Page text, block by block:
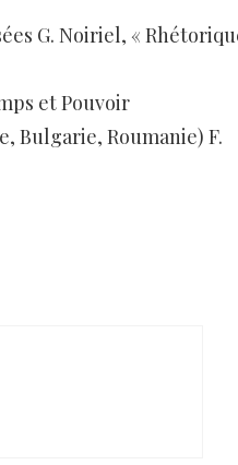
G. Noiriel, «
et Pouvoir
Bulgarie, Roumanie) F.